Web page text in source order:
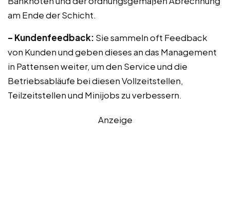
am Ende der Schicht.
– Kundenfeedback: Sie sammeln oft Feedback
von Kunden und geben dieses an das Management
in Pattensen weiter, um den Service und die
Betriebsabläufe bei diesen Vollzeitstellen,
Teilzeitstellen und Minijobs zu verbessern.
Anzeige